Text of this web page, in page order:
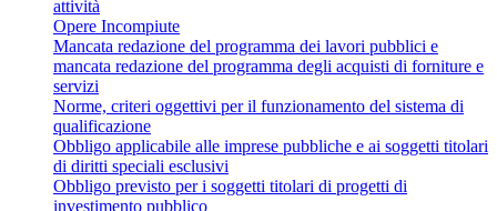
attività
Opere Incompiute
Mancata redazione del programma dei lavori pubblici e
mancata redazione del programma degli acquisti di forniture e
servizi
Norme, criteri oggettivi per il funzionamento del sistema di
qualificazione
Obbligo applicabile alle imprese pubbliche e ai soggetti titolari
di diritti speciali esclusivi
Obbligo previsto per i soggetti titolari di progetti di
investimento pubblico